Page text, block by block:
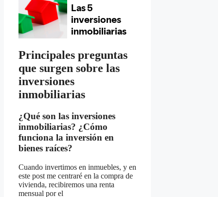
Principales preguntas
que surgen sobre las
inversiones
inmobiliarias
¿Qué son las inversiones
inmobiliarias? ¿Cómo
funciona la inversión en
bienes raíces?
Cuando invertimos en inmuebles, y en
este post me centraré en la compra de
vivienda, recibiremos una renta
mensual por el